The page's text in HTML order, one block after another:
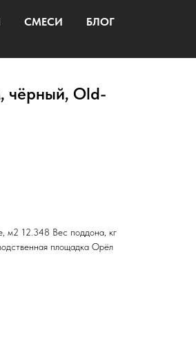
СМЕСИ
БЛОГ
чёрный, Old-
м2 12.348 Вес поддона, кг
площадка Орёл